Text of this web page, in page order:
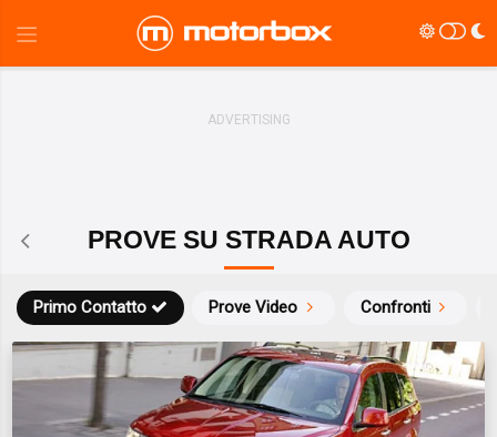
PROVE SU STRADA AUTO
Prove Video Confronti
Primo Contatto